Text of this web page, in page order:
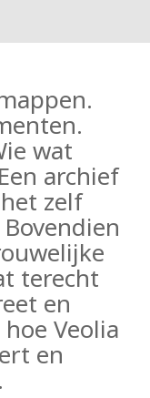
wat
archief
zelf
terecht
en
Veolia
en